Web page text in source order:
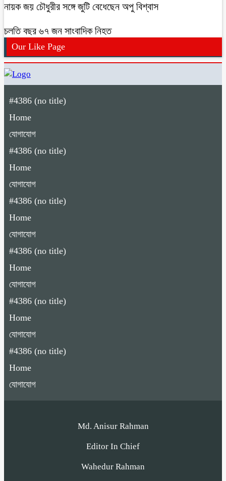
নায়ক জয় চৌধুরীর সঙ্গে জুটি বেধেছেন অপু বিশ্বাস
চলতি বছর ৬৭ জন সাংবাদিক নিহত
Our Like Page
#4386 (no title)
Home
যোগাযোগ
#4386 (no title)
Home
যোগাযোগ
#4386 (no title)
Home
যোগাযোগ
#4386 (no title)
Home
যোগাযোগ
#4386 (no title)
Home
যোগাযোগ
#4386 (no title)
Home
যোগাযোগ
Md. Anisur Rahman
Editor In Chief
Wahedur Rahman